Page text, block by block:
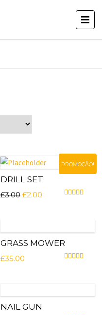
PROMOÇÃO!
DRILL SET
£3.00 £2.00
GRASS MOWER
£35.00
NAIL GUN